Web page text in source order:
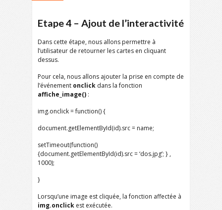
Etape 4 – Ajout de l’interactivité
Dans cette étape, nous allons permettre à
l’utilisateur de retourner les cartes en cliquant
dessus.
Pour cela, nous allons ajouter la prise en compte de
l’événement onclick dans la fonction
affiche_image() :
img.onclick = function() {
document.getElementById(id).src = name;
setTimeout(function()
{document.getElementById(id).src = ‘dos.jpg’; } ,
1000);
}
Lorsqu’une image est cliquée, la fonction affectée à
img.onclick est exécutée.